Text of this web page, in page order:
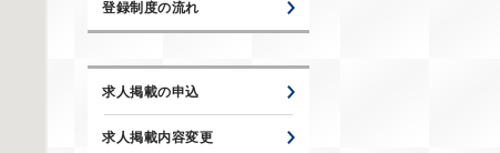
登録制度の流れ
求人掲載の申込
求人掲載内容変更